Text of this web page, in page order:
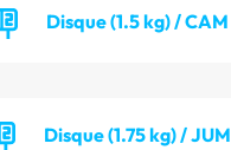
Disque (1.5 kg) / CAM
Disque (1.75 kg) / JUM